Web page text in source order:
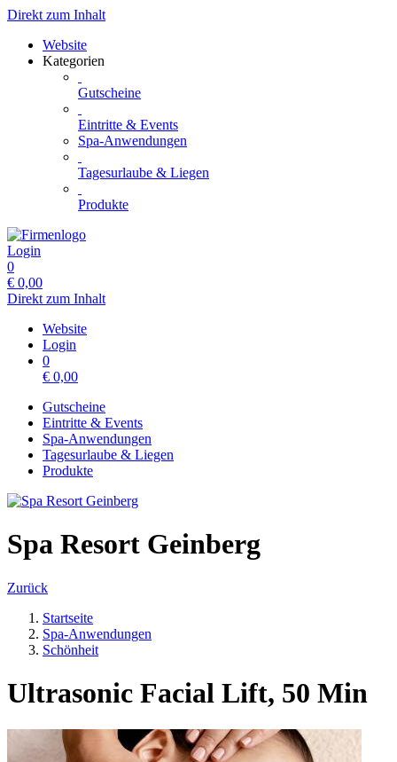
Direkt zum Inhalt
Website
Kategorien
Gutscheine
Eintritte & Events
Spa-Anwendungen
Tagesurlaube & Liegen
Produkte
Login
0
€ 0,00
Direkt zum Inhalt
Website
Login
0
€ 0,00
Gutscheine
Eintritte & Events
Spa-Anwendungen
Tagesurlaube & Liegen
Produkte
Spa Resort Geinberg
Zurück
Startseite
Spa-Anwendungen
Schönheit
Ultrasonic Facial Lift, 50 Min